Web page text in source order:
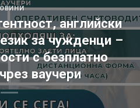
английски
за чужденци –
с безплатно
ваучери